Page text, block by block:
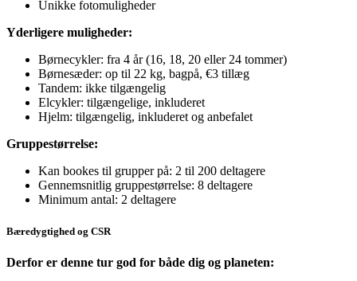
Unikke fotomuligheder
Yderligere muligheder:
Børnecykler: fra 4 år (16, 18, 20 eller 24 tommer)
Børnesæder: op til 22 kg, bagpå, €3 tillæg
Tandem: ikke tilgængelig
Elcykler: tilgængelige, inkluderet
Hjelm: tilgængelig, inkluderet og anbefalet
Gruppestørrelse:
Kan bookes til grupper på: 2 til 200 deltagere
Gennemsnitlig gruppestørrelse: 8 deltagere
Minimum antal: 2 deltagere
Bæredygtighed og CSR
Derfor er denne tur god for både dig og planeten: